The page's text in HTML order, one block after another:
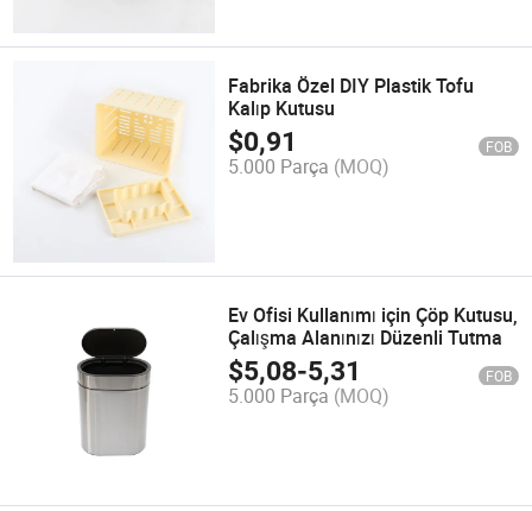
Fabrika Özel DIY Plastik Tofu
Kalıp Kutusu
$0,91 FOB
5.000 Parça (MOQ)
Ev Ofisi Kullanımı için Çöp Kutusu,
Çalışma Alanınızı Düzenli Tutma
$5,08-5,31 FOB
5.000 Parça (MOQ)